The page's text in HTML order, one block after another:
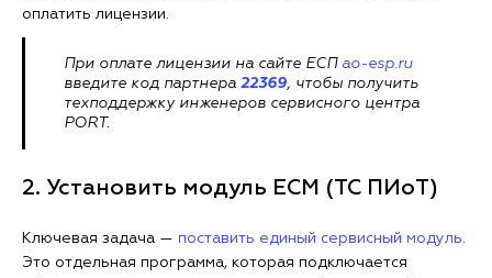
оплатить лицензии.
При оплате лицензии на сайте ЕСП ao-esp.ru
введите код партнера 22369, чтобы получить
техподдержку инженеров сервисного центра
PORT.
2. Установить модуль ЕСМ (ТС ПИоТ)
Ключевая задача — поставить единый сервисный модуль.
Это отдельная программа, которая подключается